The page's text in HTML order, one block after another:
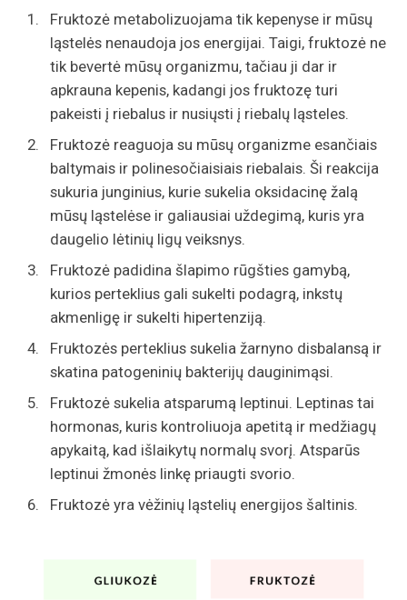
Fruktozė metabolizuojama tik kepenyse ir mūsų
ląstelės nenaudoja jos energijai. Taigi, fruktozė ne
tik bevertė mūsų organizmu, tačiau ji dar ir
apkrauna kepenis, kadangi jos fruktozę turi
pakeisti į riebalus ir nusiųsti į riebalų ląsteles.
Fruktozė reaguoja su mūsų organizme esančiais
baltymais ir polinesočiaisiais riebalais. Ši reakcija
sukuria junginius, kurie sukelia oksidacinę žalą
mūsų ląstelėse ir galiausiai uždegimą, kuris yra
daugelio lėtinių ligų veiksnys.
Fruktozė padidina šlapimo rūgšties gamybą,
kurios perteklius gali sukelti podagrą, inkstų
akmenligę ir sukelti hipertenziją.
Fruktozės perteklius sukelia žarnyno disbalansą ir
skatina patogeninių bakterijų dauginimąsi.
Fruktozė sukelia atsparumą leptinui. Leptinas tai
hormonas, kuris kontroliuoja apetitą ir medžiagų
apykaitą, kad išlaikytų normalų svorį. Atsparūs
leptinui žmonės linkę priaugti svorio.
Fruktozė yra vėžinių ląstelių energijos šaltinis.